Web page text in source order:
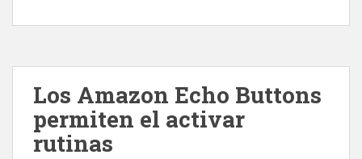
Los Amazon Echo Buttons
permiten el activar
rutinas